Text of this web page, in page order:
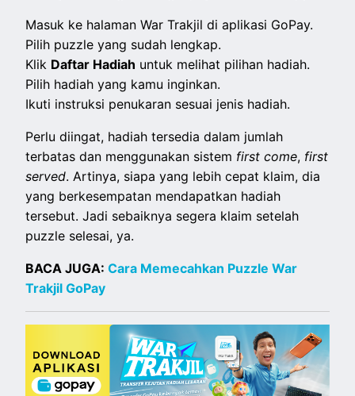
Masuk ke halaman War Trakjil di aplikasi GoPay.
Pilih puzzle yang sudah lengkap.
Klik Daftar Hadiah untuk melihat pilihan hadiah.
Pilih hadiah yang kamu inginkan.
Ikuti instruksi penukaran sesuai jenis hadiah.
Perlu diingat, hadiah tersedia dalam jumlah
terbatas dan menggunakan sistem first come, first
served. Artinya, siapa yang lebih cepat klaim, dia
yang berkesempatan mendapatkan hadiah
tersebut. Jadi sebaiknya segera klaim setelah
puzzle selesai, ya.
BACA JUGA:Cara Memecahkan Puzzle War
Trakjil GoPay